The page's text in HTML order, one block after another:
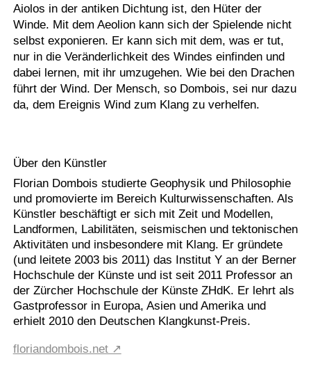
Aiolos in der antiken Dichtung ist, den Hüter der
Winde. Mit dem Aeolion kann sich der Spielende nicht
selbst exponieren. Er kann sich mit dem, was er tut,
nur in die Veränderlichkeit des Windes einfinden und
dabei lernen, mit ihr umzugehen. Wie bei den Drachen
führt der Wind. Der Mensch, so Dombois, sei nur dazu
da, dem Ereignis Wind zum Klang zu verhelfen.
Über den Künstler
Florian Dombois studierte Geophysik und Philosophie
und promovierte im Bereich Kulturwissenschaften. Als
Künstler beschäftigt er sich mit Zeit und Modellen,
Landformen, Labilitäten, seismischen und tektonischen
Aktivitäten und insbesondere mit Klang. Er gründete
(und leitete 2003 bis 2011) das Institut Y an der Berner
Hochschule der Künste und ist seit 2011 Professor an
der Zürcher Hochschule der Künste ZHdK. Er lehrt als
Gastprofessor in Europa, Asien und Amerika und
erhielt 2010 den Deutschen Klangkunst-Preis.
floriandombois.net ↗